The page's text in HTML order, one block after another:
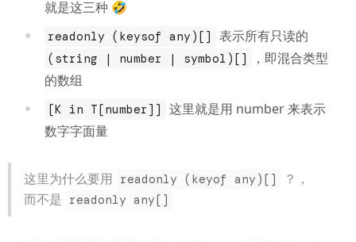
就是这三种 🤣
readonly (keysof any)[] 表示所有只读的
(string | number | symbol)[]
，即混合类型
的数组
[K in T[number]] 这里就是用 number 来表示
数字字面量
这里为什么要用 readonly (keyof any)[]
？，
而不是 readonly any[]